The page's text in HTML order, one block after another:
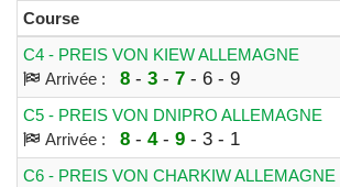
Course
C4 - PREIS VON KIEW ALLEMAGNE
Arrivée :
8- 3- 7- 6 - 9
C5 - PREIS VON DNIPRO ALLEMAGNE
Arrivée :
8- 4- 9- 3 - 1
C6 - PREIS VON CHARKIW ALLEMAGNE